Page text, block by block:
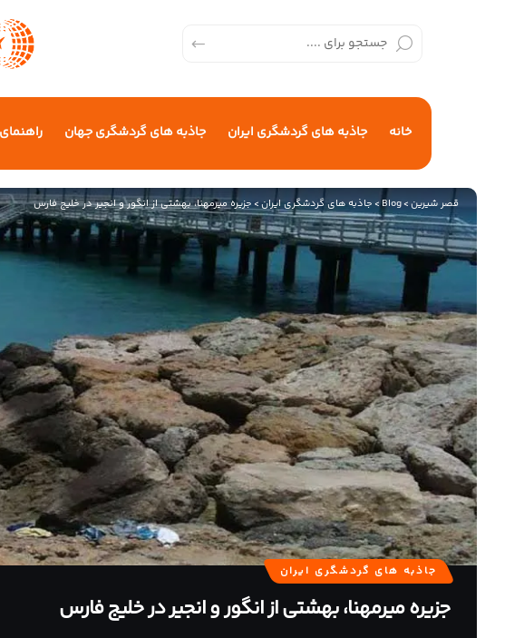
خانه جاذبه های گردشگری ایران جاذبه های گردشگری جهان
قصر شیرین>
Blog
>جاذبه های گردشگری ایران> جزیره میرمهنا، بهشتی از انگور و انجیر در خلیج فارس
جاذبه های گردشگری ایران
جزیره میرمهنا، بهشتی از انگور و انجیر در خلیج فارس